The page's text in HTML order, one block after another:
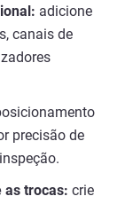
adicione
canais de
precisão de
as trocas: crie